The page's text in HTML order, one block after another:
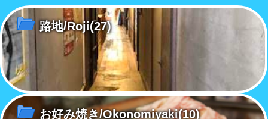
路地/Roji(27)
お好み焼き/Okonomiyaki(10)